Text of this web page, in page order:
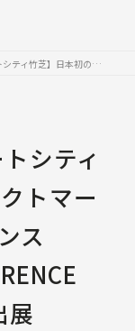
【7/13（月）東京ポートシティ竹芝】日本初のプロダクトマーケティングカンファレンス「PMM JAPAN CONFERENCE 2026」にスポンサー出展
シティ
トマー
ス
展